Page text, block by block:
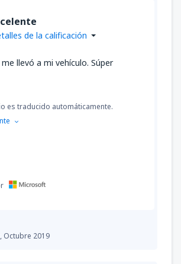
Octubre 2019
de la calificación
llevó a mi vehículo. Súper
es traducido automáticamente.